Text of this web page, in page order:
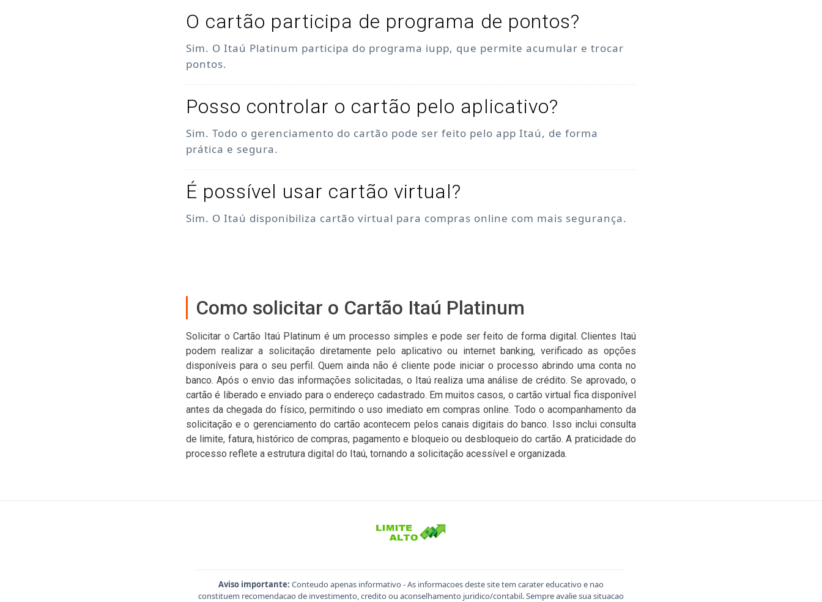
O cartão participa de programa de pontos?
Sim. O Itaú Platinum participa do programa iupp, que permite acumular e trocar
pontos.
Posso controlar o cartão pelo aplicativo?
Sim. Todo o gerenciamento do cartão pode ser feito pelo app Itaú, de forma
prática e segura.
É possível usar cartão virtual?
Sim. O Itaú disponibiliza cartão virtual para compras online com mais segurança.
Como solicitar o Cartão Itaú Platinum
Solicitar o Cartão Itaú Platinum é um processo simples e pode ser feito de forma digital. Clientes Itaú
podem realizar a solicitação diretamente pelo aplicativo ou internet banking, verificado as opções
disponíveis para o seu perfil. Quem ainda não é cliente pode iniciar o processo abrindo uma conta no
banco. Após o envio das informações solicitadas, o Itaú realiza uma análise de crédito. Se aprovado, o
cartão é liberado e enviado para o endereço cadastrado. Em muitos casos, o cartão virtual fica disponível
antes da chegada do físico, permitindo o uso imediato em compras online. Todo o acompanhamento da
solicitação e o gerenciamento do cartão acontecem pelos canais digitais do banco. Isso inclui consulta
de limite, fatura, histórico de compras, pagamento e bloqueio ou desbloqueio do cartão. A praticidade do
processo reflete a estrutura digital do Itaú, tornando a solicitação acessível e organizada.
Aviso importante: Conteudo apenas informativo - As informacoes deste site tem carater educativo e nao
constituem recomendacao de investimento, credito ou aconselhamento juridico/contabil. Sempre avalie sua situacao